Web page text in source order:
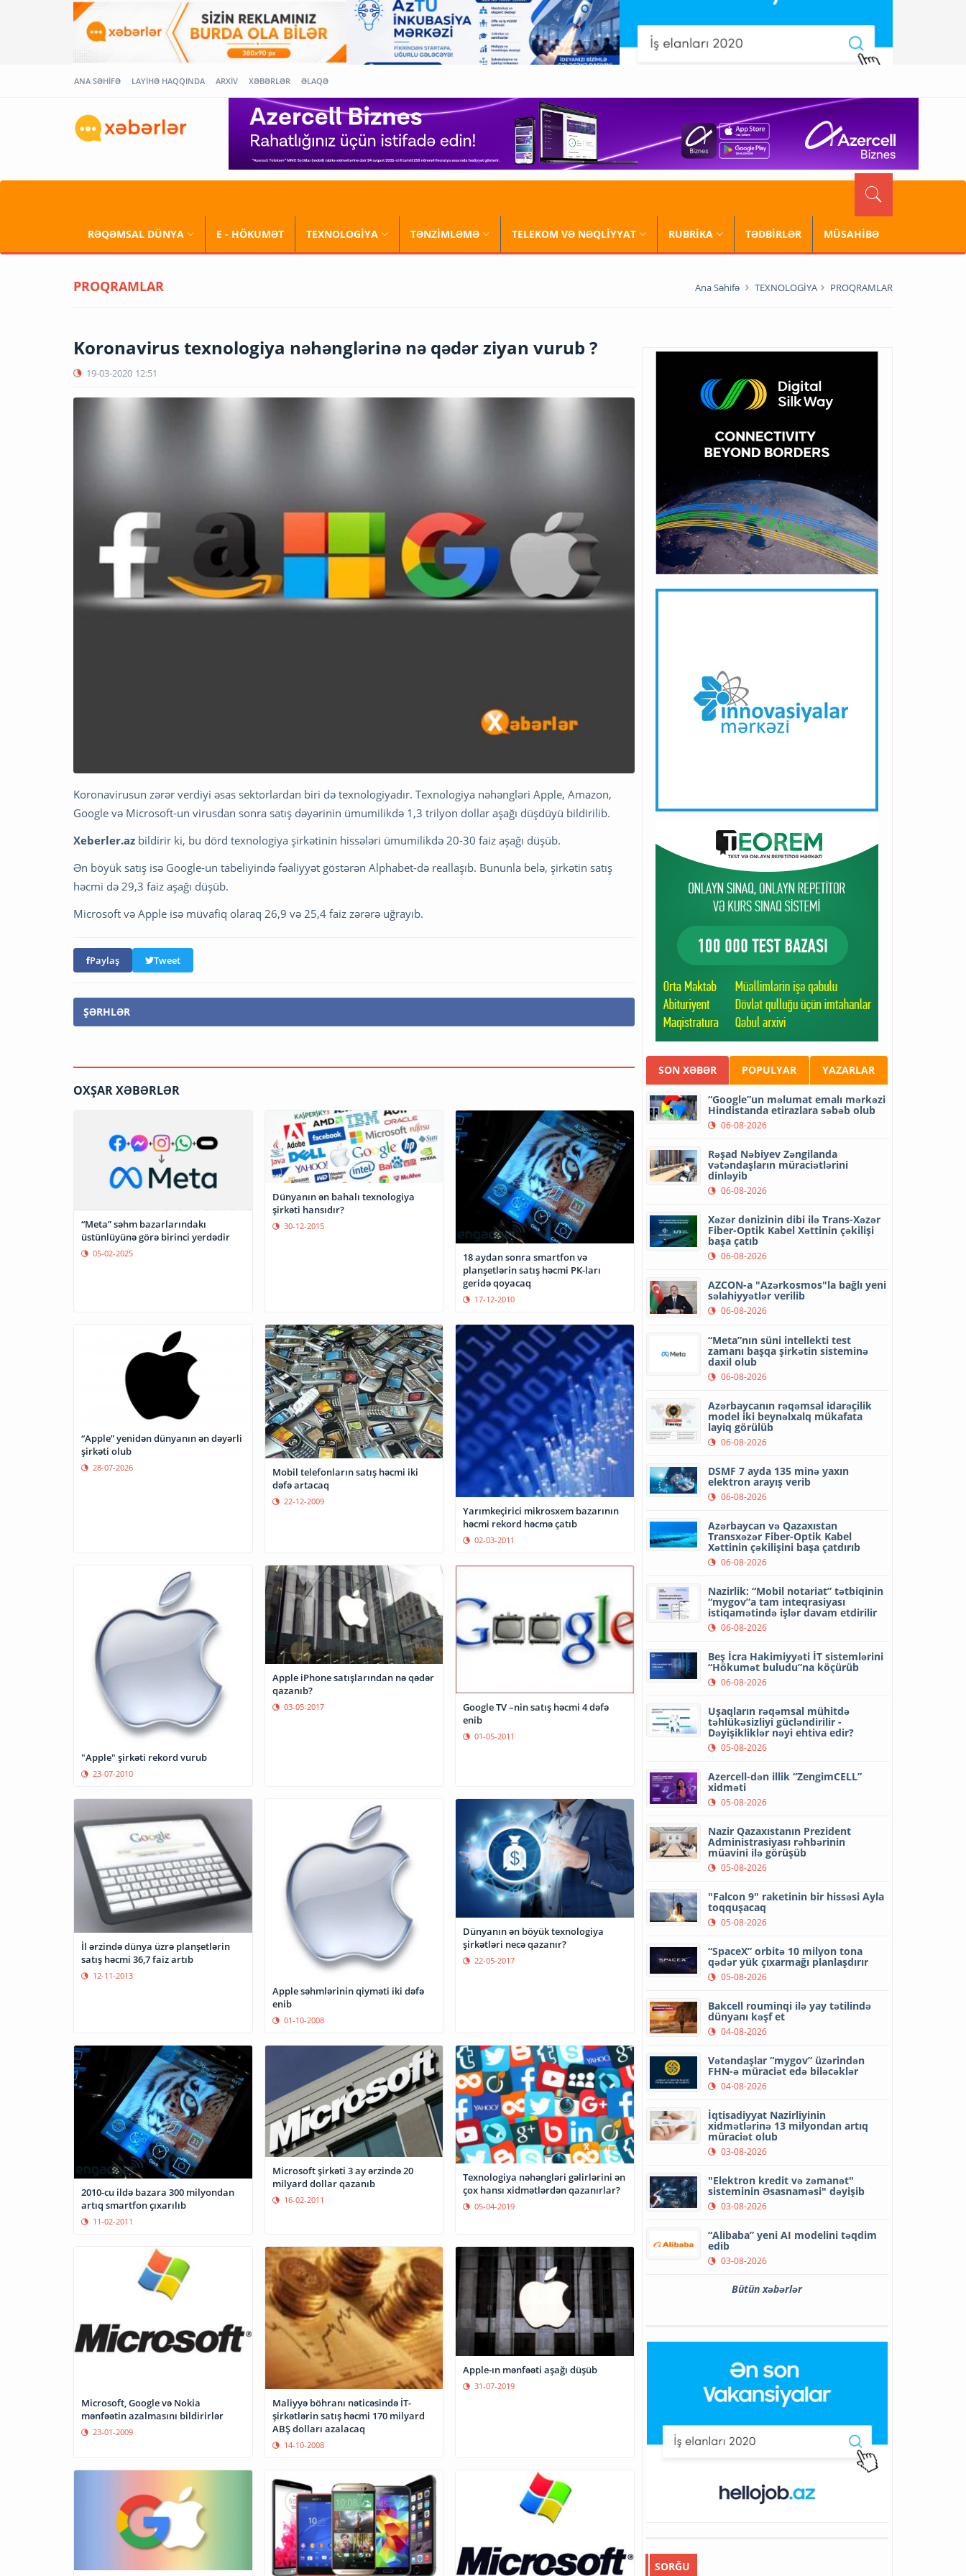
ANA SƏHİFƏ LAYİHƏ HAQQINDA ARXİV XƏBƏRLƏR ƏLAQƏ
RƏQƏMSAL DÜNYA E - HÖKUMƏT TEXNOLOGİYA TƏNZİMLƏMƏ TELEKOM VƏ NƏQLİYYAT RUBRİKA TƏDBİRLƏR MÜSAHİBƏ
PROQRAMLAR Ana Səhifə TEXNOLOGİYA PROQRAMLAR
Koronavirus texnologiya nəhənglərinə nə qədər ziyan vurub ?
19-03-2020 12:51
Koronavirusun zərər verdiyi əsas sektorlardan biri də texnologiyadır. Texnologiya nəhəngləri Apple, Amazon,
Google və Microsoft-un virusdan sonra satış dəyərinin ümumilikdə 1,3 trilyon dollar aşağı düşdüyü bildirilib.
Xeberler.az bildirir ki, bu dörd texnologiya şirkətinin hissələri ümumilikdə 20-30 faiz aşağı düşüb.
Ən böyük satış isə Google-un tabeliyində fəaliyyət göstərən Alphabet-də reallaşıb. Bununla belə, şirkətin satış
həcmi də 29,3 faiz aşağı düşüb.
Microsoft və Apple isə müvafiq olaraq 26,9 və 25,4 faiz zərərə uğrayıb.
Paylaş Tweet
ŞƏRHLƏR
OXŞAR XƏBƏRLƏR
“Meta” səhm bazarlarındakı
üstünlüyünə görə birinci yerdədir
05-02-2025
Dünyanın ən bahalı texnologiya
şirkəti hansıdır?
30-12-2015
18 aydan sonra smartfon və
planşetlərin satış həcmi PK-ları
geridə qoyacaq
17-12-2010
“Apple” yenidən dünyanın ən dəyərli
şirkəti olub
28-07-2026
Mobil telefonların satış həcmi iki
dəfə artacaq
22-12-2009
Yarımkeçirici mikrosxem bazarının
həcmi rekord həcmə çatıb
02-03-2011
"Apple" şirkəti rekord vurub
23-07-2010
Apple iPhone satışlarından nə qədər
qazanıb?
03-05-2017
Google TV –nin satış həcmi 4 dəfə
enib
01-05-2011
İl ərzində dünya üzrə planşetlərin
satış həcmi 36,7 faiz artıb
12-11-2013
Apple səhmlərinin qiyməti iki dəfə
enib
01-10-2008
Dünyanın ən böyük texnologiya
şirkətləri necə qazanır?
22-05-2017
2010-cu ildə bazara 300 milyondan
artıq smartfon çıxarılıb
11-02-2011
Microsoft şirkəti 3 ay ərzində 20
milyard dollar qazanıb
16-02-2011
Texnologiya nəhəngləri gəlirlərini ən
çox hansı xidmətlərdən qazanırlar?
05-04-2019
Microsoft, Google və Nokia
mənfəətin azalmasını bildirirlər
23-01-2009
Maliyyə böhranı nəticəsində İT-
şirkətlərin satış həcmi 170 milyard
ABŞ dolları azalacaq
14-10-2008
Apple-ın mənfəəti aşağı düşüb
31-07-2019
SON XƏBƏR POPULYAR YAZARLAR
“Google”un məlumat emalı mərkəzi
Hindistanda etirazlara səbəb olub
06-08-2026
Rəşad Nəbiyev Zəngilanda
vətəndaşların müraciətlərini
dinləyib
06-08-2026
Xəzər dənizinin dibi ilə Trans-Xəzər
Fiber-Optik Kabel Xəttinin çəkilişi
başa çatıb
06-08-2026
AZCON-a "Azərkosmos"la bağlı yeni
səlahiyyətlər verilib
06-08-2026
“Meta”nın süni intellekti test
zamanı başqa şirkətin sisteminə
daxil olub
06-08-2026
Azərbaycanın rəqəmsal idarəçilik
model iki beynəlxalq mükafata
layiq görülüb
06-08-2026
DSMF 7 ayda 135 minə yaxın
elektron arayış verib
06-08-2026
Azərbaycan və Qazaxıstan
Transxəzər Fiber-Optik Kabel
Xəttinin çəkilişini başa çatdırıb
06-08-2026
Nazirlik: “Mobil notariat” tətbiqinin
“mygov”a tam inteqrasiyası
istiqamətində işlər davam etdirilir
06-08-2026
Beş İcra Hakimiyyəti İT sistemlərini
“Hökumət buludu”na köçürüb
06-08-2026
Uşaqların rəqəmsal mühitdə
təhlükəsizliyi gücləndirilir -
Dəyişikliklər nəyi ehtiva edir?
05-08-2026
Azercell-dən illik “ZengimCELL”
xidməti
05-08-2026
Nazir Qazaxıstanın Prezident
Administrasiyası rəhbərinin
müavini ilə görüşüb
05-08-2026
"Falcon 9" raketinin bir hissəsi Ayla
toqquşacaq
05-08-2026
“SpaceX” orbitə 10 milyon tona
qədər yük çıxarmağı planlaşdırır
05-08-2026
Bakcell rouminqi ilə yay tətilində
dünyanı kəşf et
04-08-2026
Vətəndaşlar “mygov” üzərindən
FHN-ə müraciət edə biləcəklər
04-08-2026
İqtisadiyyat Nazirliyinin
xidmətlərinə 13 milyondan artıq
müraciət olub
03-08-2026
"Elektron kredit və zəmanət"
sisteminin Əsasnaməsi" dəyişib
03-08-2026
“Alibaba” yeni AI modelini təqdim
edib
03-08-2026
Bütün xəbərlər
SORĞU